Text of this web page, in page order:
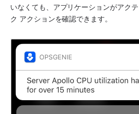
いなくても、アプリケーションがアク
ク アクションを確認できます。